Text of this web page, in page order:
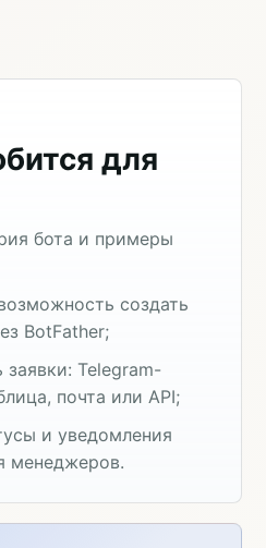
для
бота и примеры
создать
BotFather;
заявки: Telegram-
почта или API;
и уведомления
менеджеров.